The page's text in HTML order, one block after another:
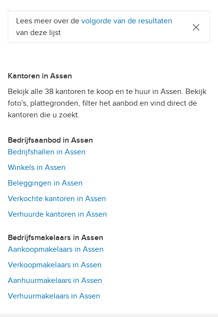
Lees meer over de volgorde van de resultaten
van deze lijst
Kantoren in Assen
Bekijk alle 38 kantoren te koop en te huur in Assen. Bekijk
foto's, plattegronden, filter het aanbod en vind direct de
kantoren die u zoekt.
Bedrijfsaanbod in Assen
Bedrijfshallen in Assen
Winkels in Assen
Beleggingen in Assen
Verkochte kantoren in Assen
Verhuurde kantoren in Assen
Bedrijfsmakelaars in Assen
Aankoopmakelaars in Assen
Verkoopmakelaars in Assen
Aanhuurmakelaars in Assen
Verhuurmakelaars in Assen